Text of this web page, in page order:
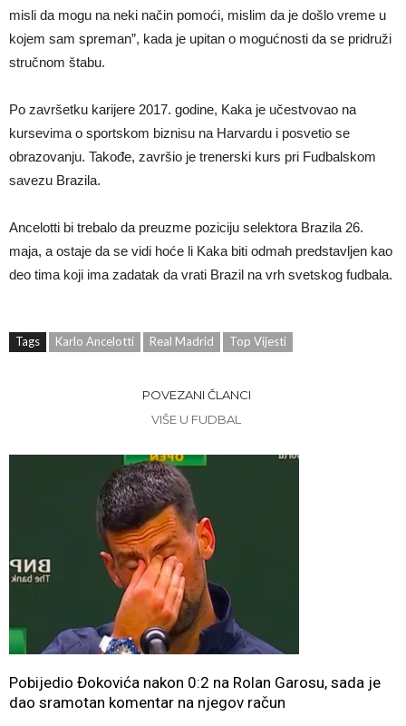
misli da mogu na neki način pomoći, mislim da je došlo vreme u
kojem sam spreman”, kada je upitan o mogućnosti da se pridruži
stručnom štabu.
Po završetku karijere 2017. godine, Kaka je učestvovao na
kursevima o sportskom biznisu na Harvardu i posvetio se
obrazovanju. Takođe, završio je trenerski kurs pri Fudbalskom
savezu Brazila.
Ancelotti bi trebalo da preuzme poziciju selektora Brazila 26.
maja, a ostaje da se vidi hoće li Kaka biti odmah predstavljen kao
deo tima koji ima zadatak da vrati Brazil na vrh svetskog fudbala.
Tags Karlo Ancelotti Real Madrid Top Vijesti
POVEZANI ČLANCI
VIŠE U FUDBAL
Pobijedio Đokovića nakon 0:2 na Rolan Garosu, sada je
dao sramotan komentar na njegov račun